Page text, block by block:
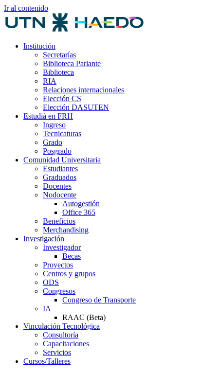
Ir al contenido
Institución
Secretarías
Biblioteca Parlante
Biblioteca
RIA
Relaciones internacionales
Elección CS
Elección DASUTEN
Estudiá en FRH
Ingreso
Tecnicaturas
Grado
Posgrado
Comunidad Universitaria
Estudiantes
Graduados
Docentes
Nodocente
Autogestión
Office 365
Beneficios
Merchandising
Investigación
Investigador
Becas
Proyectos
Centros y grupos
ODS
Congresos
Congreso de Transporte
IA
RAAC (Beta)
Vinculación Tecnológica
Consultoría
Capacitaciones
Servicios
Cursos/Talleres